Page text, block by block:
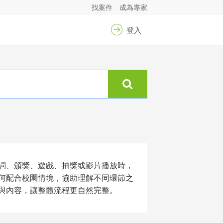
成為專家
找案件
登入
頒獎、遊戲、抽獎或影片播放時，
配合校園情境，協助理解不同環節之
容，讓整體流程更自然完整。